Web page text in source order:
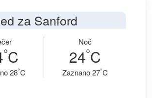
za Sanford
°C
28°C
Noč
24°C
Zaznano 27°C